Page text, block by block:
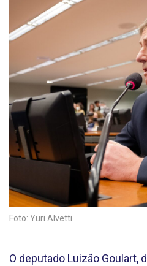
Foto: Yuri Alvetti.
O deputado Luizão Goulart,